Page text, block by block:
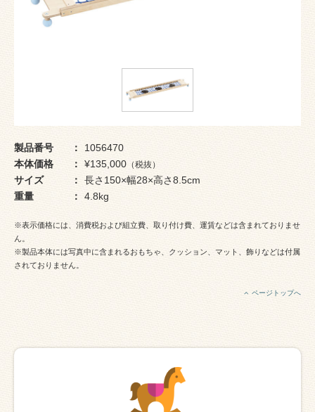
製品番号
1056470
本体価格
¥135,000 （税抜）
サイズ
長さ150×幅28×高さ8.5cm
重量
4.8kg
※表示価格には、消費税および組立費、取り付け費、運賃などは含まれておりませ
ん。
※製品本体には写真中に含まれるおもちゃ、クッション、マット、飾りなどは付属
されておりません。
ページトップへ